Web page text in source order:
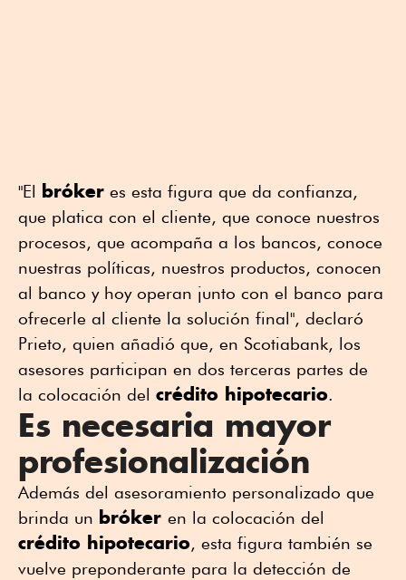
"El bróker es esta figura que da confianza,
que platica con el cliente, que conoce nuestros
procesos, que acompaña a los bancos, conoce
nuestras políticas, nuestros productos, conocen
al banco y hoy operan junto con el banco para
ofrecerle al cliente la solución final", declaró
Prieto, quien añadió que, en Scotiabank, los
asesores participan en dos terceras partes de
la colocación del crédito hipotecario.
Es necesaria mayor
profesionalización
Además del asesoramiento personalizado que
brinda un bróker en la colocación del
crédito hipotecario, esta figura también se
vuelve preponderante para la detección de